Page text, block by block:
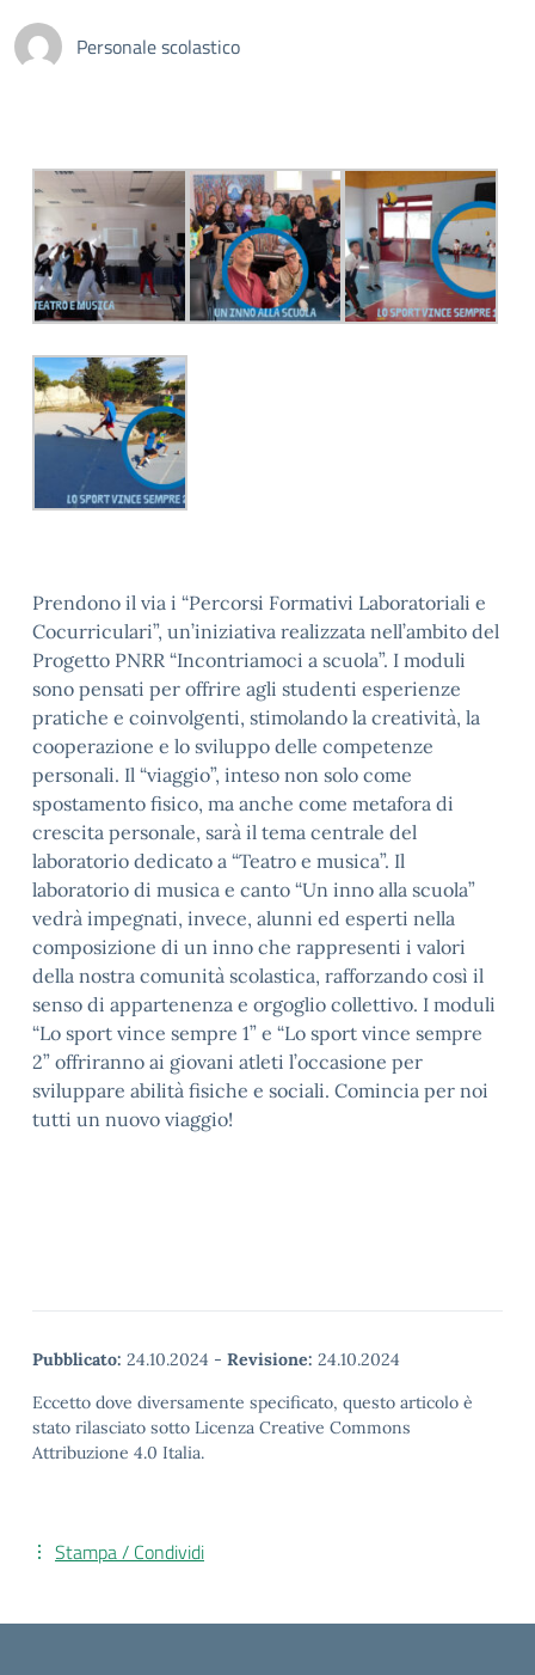
Personale scolastico
Prendono il via i “Percorsi Formativi Laboratoriali e
Cocurriculari”, un’iniziativa realizzata nell’ambito del
Progetto PNRR “Incontriamoci a scuola”. I moduli
sono pensati per offrire agli studenti esperienze
pratiche e coinvolgenti, stimolando la creatività, la
cooperazione e lo sviluppo delle competenze
personali. Il “viaggio”, inteso non solo come
spostamento fisico, ma anche come metafora di
crescita personale, sarà il tema centrale del
laboratorio dedicato a “Teatro e musica”. Il
laboratorio di musica e canto “Un inno alla scuola”
vedrà impegnati, invece, alunni ed esperti nella
composizione di un inno che rappresenti i valori
della nostra comunità scolastica, rafforzando così il
senso di appartenenza e orgoglio collettivo. I moduli
“Lo sport vince sempre 1” e “Lo sport vince sempre
2” offriranno ai giovani atleti l’occasione per
sviluppare abilità fisiche e sociali. Comincia per noi
tutti un nuovo viaggio!
Pubblicato: 24.10.2024 - Revisione: 24.10.2024
Eccetto dove diversamente specificato, questo articolo è
stato rilasciato sotto Licenza Creative Commons
Attribuzione 4.0 Italia.
Stampa / Condividi